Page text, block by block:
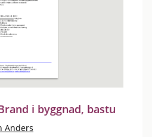
i byggnad, bastu
Anders